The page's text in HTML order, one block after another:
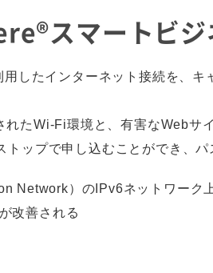
スマートビジ
したインターネット接続を、
れたWi-Fi環境と、有害なWebサ
トップで申し込むことができ、
Network）のIPv6ネットワーク
改善される